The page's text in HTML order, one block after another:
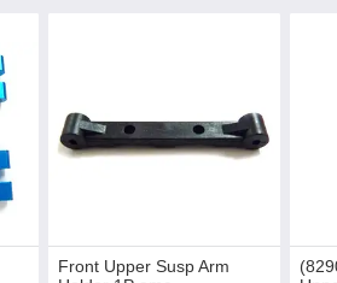
Front Upper Susp Arm